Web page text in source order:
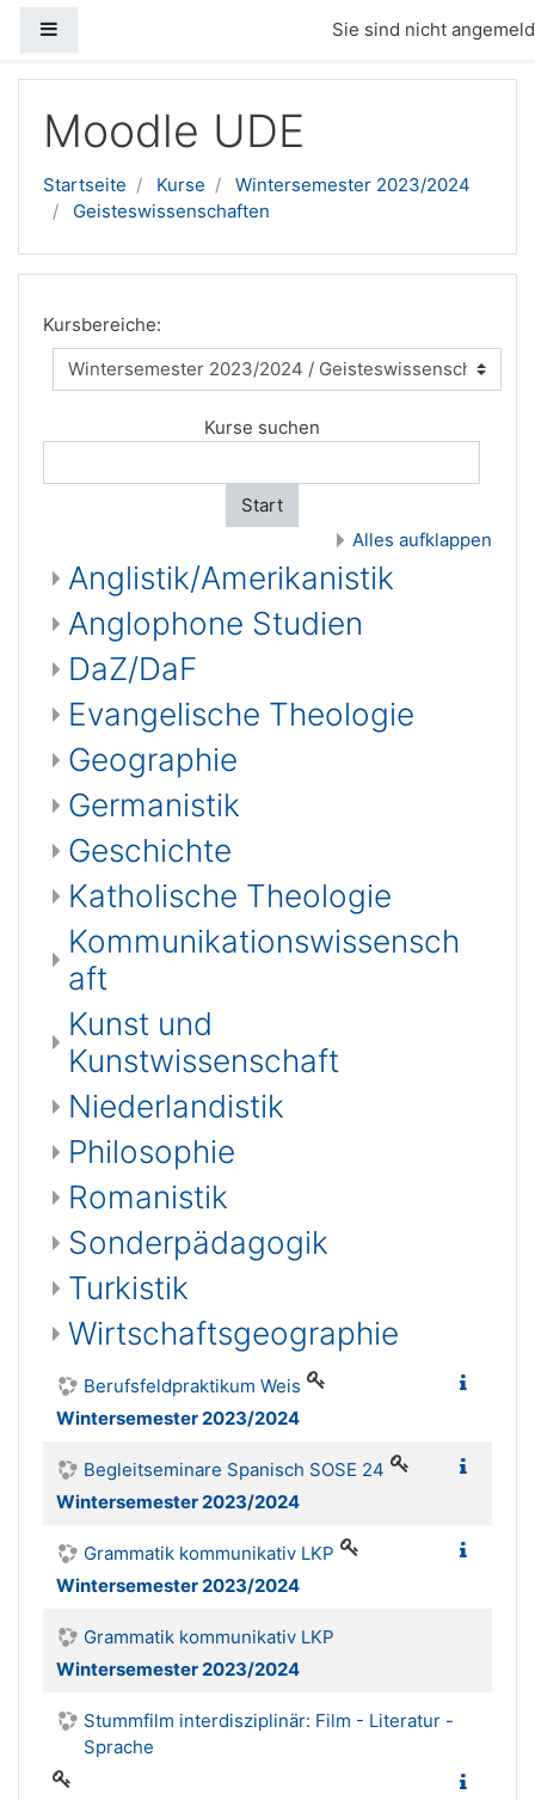
Sie sind nicht
Moodle UDE
Startseite Kurse
Wintersemester 2023/2024
Geisteswissenschaften
Kursbereiche:
Kurse suchen
Start
Alles aufklappen
Anglistik/Amerikanistik
Anglophone Studien
DaZ/DaF
Evangelische Theologie
Geographie
Germanistik
Geschichte
Katholische Theologie
Kommunikationswissensch
aft
Kunst und
Kunstwissenschaft
Niederlandistik
Philosophie
Romanistik
Sonderpädagogik
Turkistik
Wirtschaftsgeographie
Berufsfeldpraktikum Weis
Wintersemester 2023/2024
Begleitseminare Spanisch SOSE 24
Wintersemester 2023/2024
Grammatik kommunikativ LKP
Wintersemester 2023/2024
Grammatik kommunikativ LKP
Wintersemester 2023/2024
Stummfilm interdisziplinär: Film - Literatur -
Sprache